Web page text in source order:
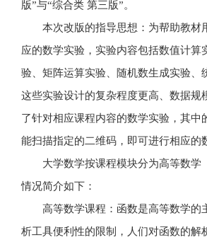
版”与“综合类 第三版”。
本次改版的指导思想：为帮助教材
应的数学实验，实验内容包括数值计
验、矩阵运算实验、随机数生成实验
这些实验设计的复杂程度更高、数据规
了针对相应课程内容的数学实验，其
能扫描指定的二维码，即可进行相应
大学数学按课程模块分为高等数
情况简介如下：
高等数学课程：函数是高等数学的
析工具便利性的限制，人们对函数的